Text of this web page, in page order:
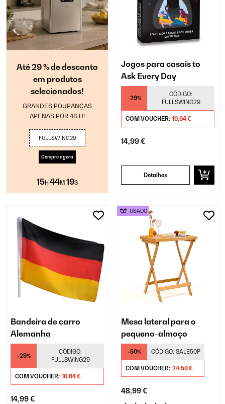
Até 29 % de desconto
em produtos
selecionados!
GRANDES POUPANÇAS
APENAS POR 48 H!
FULLSWING29
Compre agora
15H 44M 19S
Jogos para casais to
Ask Every Day
-29%
CÓDIGO:
FULLSWING29
COM VOUCHER: 10,64 €
14,99 €
Detalhes
Bandeira de carro
Alemanha
-29%
CÓDIGO:
FULLSWING29
COM VOUCHER: 10,64 €
14,99 €
Mesa lateral para o
pequeno-almoço
-50% CÓDIGO: SALE50P
COM VOUCHER: 24,50 €
48,99 €
USADO